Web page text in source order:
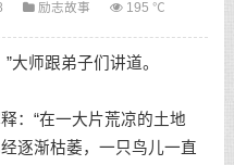
励志故事 195 ℃
师跟弟子们讲道。
“在一大片荒凉的土地
逐渐枯萎，一只鸟儿一直